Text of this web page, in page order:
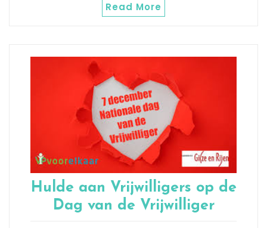
Read More
Hulde aan Vrijwilligers op de
Dag van de Vrijwilliger